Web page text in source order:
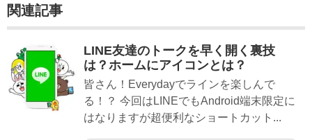
関連記事
LINE友達のトークを早く開く裏技
は？ホームにアイコンとは？
皆さん！Everydayでラインを楽しんで
る！？ 今回はLINEでもAndroid端末限定に
はなりますが超便利なショートカット...